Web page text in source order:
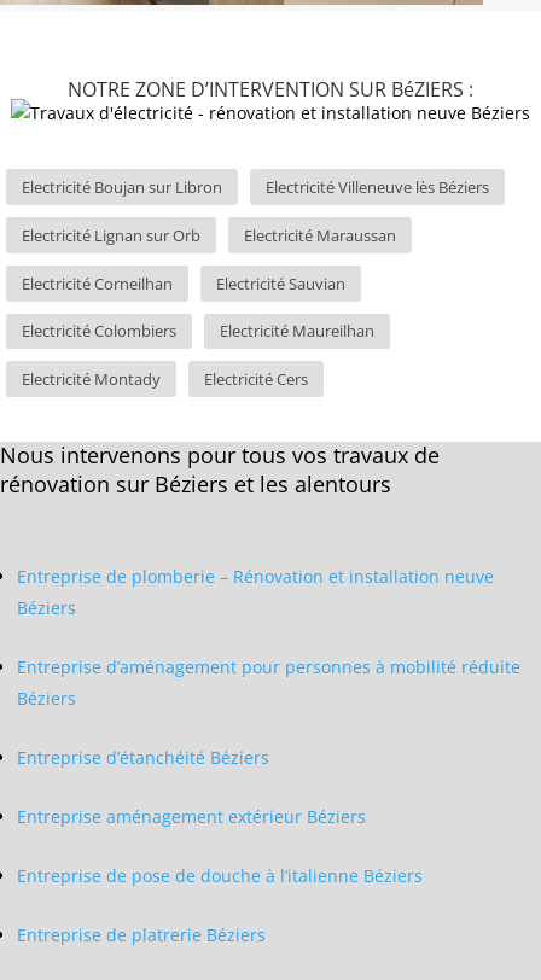
NOTRE ZONE D’INTERVENTION SUR BéZIERS :
Electricité Boujan sur Libron Electricité Villeneuve lès Béziers
Electricité Lignan sur Orb Electricité Maraussan
Electricité Corneilhan Electricité Sauvian
Electricité Colombiers Electricité Maureilhan
Electricité Montady Electricité Cers
Nous intervenons pour tous vos travaux de
rénovation sur Béziers et les alentours
Entreprise de plomberie – Rénovation et installation neuve
Béziers
Entreprise d’aménagement pour personnes à mobilité réduite
Béziers
Entreprise d’étanchéité Béziers
Entreprise aménagement extérieur Béziers
Entreprise de pose de douche à l’italienne Béziers
Entreprise de platrerie Béziers